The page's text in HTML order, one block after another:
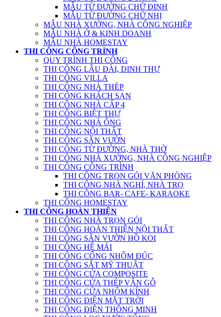
MẪU TỪ ĐƯỜNG CHỮ ĐINH
MẪU TỪ ĐƯỜNG CHỮ NHỊ
MẪU NHÀ XƯỞNG, NHÀ CÔNG NGHIỆP
MẪU NHÀ Ở & KINH DOANH
MẪU NHÀ HOMESTAY
THI CÔNG CÔNG TRÌNH
QUY TRÌNH THI CÔNG
THI CÔNG LÂU ĐÀI, DINH THỰ
THI CÔNG VILLA
THI CÔNG NHÀ THÉP
THI CÔNG KHÁCH SẠN
THI CÔNG NHÀ CẤP 4
THI CÔNG BIỆT THỰ
THI CÔNG NHÀ ỐNG
THI CÔNG NỘI THẤT
THI CÔNG SÂN VƯỜN
THI CÔNG TỪ ĐƯỜNG, NHÀ THỜ
THI CÔNG NHÀ XƯỞNG, NHÀ CÔNG NGHIỆP
THI CÔNG CÔNG TRÌNH
THI CÔNG TRỌN GÓI VĂN PHÒNG
THI CÔNG NHÀ NGHỈ, NHÀ TRỌ
THI CÔNG BAR- CAFE- KARAOKE
THI CÔNG HOMESTAY
THI CÔNG HOÀN THIỆN
THI CÔNG NHÀ TRỌN GÓI
THI CÔNG HOÀN THIỆN NỘI THẤT
THI CÔNG SÂN VƯỜN HỒ KOI
THI CÔNG HỆ MÁI
THI CÔNG CỔNG NHÔM ĐÚC
THI CÔNG SẮT MỸ THUẬT
THI CÔNG CỬA COMPOSITE
THI CÔNG CỬA THÉP VÂN GỖ
THI CÔNG CỬA NHÔM KÍNH
THI CÔNG ĐIỆN MẶT TRỜI
THI CÔNG ĐIỆN THÔNG MINH